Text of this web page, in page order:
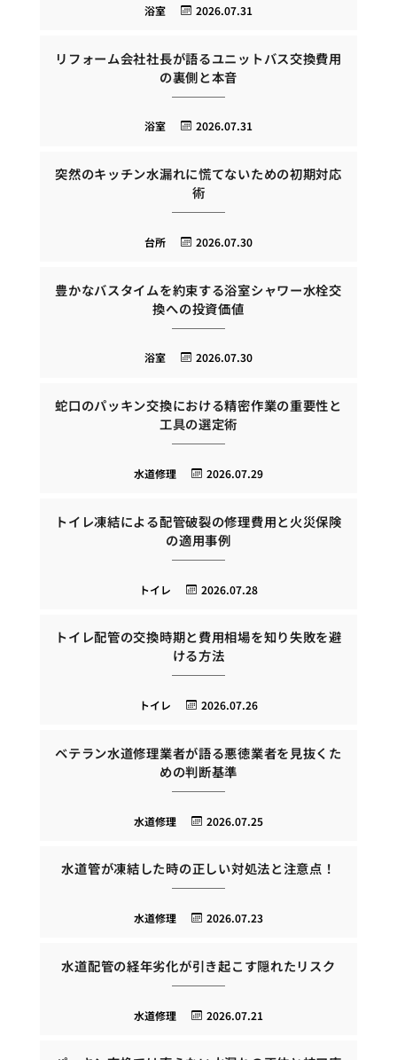
2026.07.31
浴室
リフォーム会社社長が語るユニットバス交換費用
の裏側と本音
2026.07.31
浴室
突然のキッチン水漏れに慌てないための初期対応
術
2026.07.30
台所
豊かなバスタイムを約束する浴室シャワー水栓交
換への投資価値
2026.07.30
浴室
蛇口のパッキン交換における精密作業の重要性と
工具の選定術
2026.07.29
水道修理
トイレ凍結による配管破裂の修理費用と火災保険
の適用事例
2026.07.28
トイレ
トイレ配管の交換時期と費用相場を知り失敗を避
ける方法
2026.07.26
トイレ
ベテラン水道修理業者が語る悪徳業者を見抜くた
めの判断基準
2026.07.25
水道修理
水道管が凍結した時の正しい対処法と注意点！
2026.07.23
水道修理
水道配管の経年劣化が引き起こす隠れたリスク
2026.07.21
水道修理